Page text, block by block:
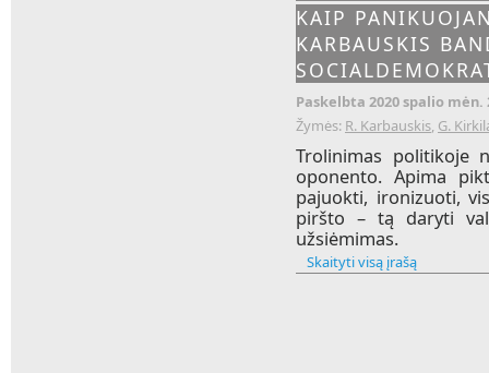
KAIP
KARBAUSKIS
Paskelbta 2020 spalio
Žymės: R. Karbauskis, G.
Trolinimas politikoje
oponento. Apima
pajuokti, ironizuoti,
piršto – tą daryti
užsiėmimas.
Skaityti visą įrašą